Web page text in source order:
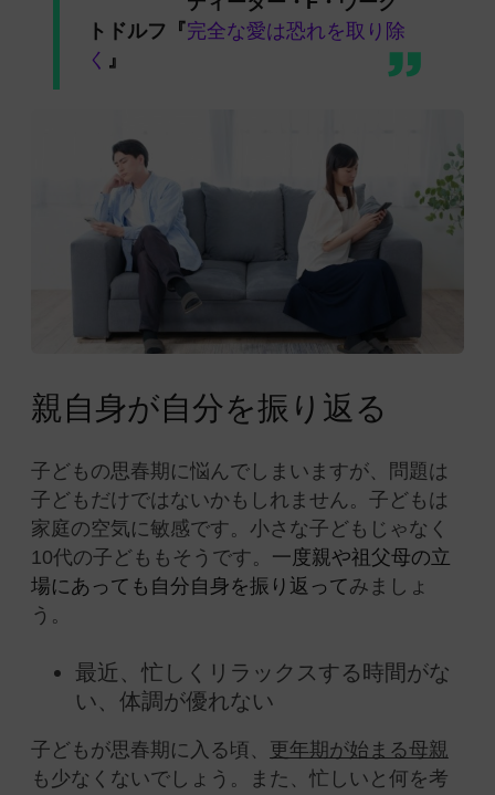
トドルフ『完全な愛は恐れを取り除
く 』
親自身が自分を振り返る
子どもの思春期に悩んでしまいますが、問題は
子どもだけではないかもしれません。子どもは
家庭の空気に敏感です。小さな子どもじゃなく
10代の子どももそうです。 一度親や祖父母の立
場にあっても自分自身を振り返ってみましょ
う。
最近、忙しくリラックスする時間がな
い、体調が優れない
子どもが思春期に入る頃、
更年期が始まる母親
も少なくないでしょう。また、忙しいと何を考